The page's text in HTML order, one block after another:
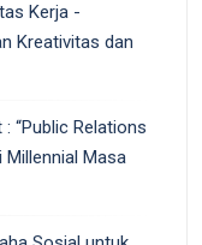
Kerja -
Kreativitas dan
: “Public Relations
Millennial Masa